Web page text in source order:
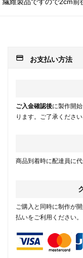
payment お支払い方法
ご入金確認後に製作開
ります。ご了承ください
商品到着時に配達員に
ご購入と同時に制作が開
払いをご利用ください。